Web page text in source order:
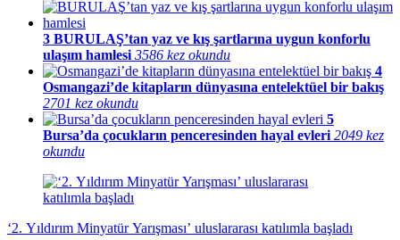
3 BURULAŞ’tan yaz ve kış şartlarına uygun konforlu
ulaşım hamlesi 3586 kez okundu
4
Osmangazi’de kitapların dünyasına entelektüel bir bakış
2701 kez okundu
5
Bursa’da çocukların penceresinden hayal evleri 2049 kez
okundu
‘2. Yıldırım Minyatür Yarışması’ uluslararası katılımla başladı